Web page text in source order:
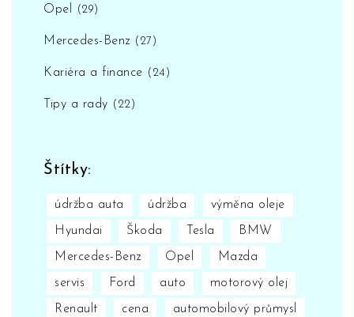
Opel (29)
Mercedes-Benz (27)
Kariéra a finance (24)
Tipy a rady (22)
Štítky:
údržba auta údržba výměna oleje
Hyundai Škoda Tesla BMW
Mercedes-Benz Opel Mazda
servis Ford auto motorový olej
Renault cena automobilový průmysl